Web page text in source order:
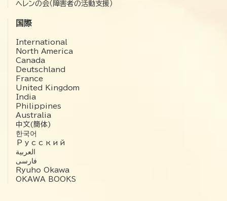
ヘレンの会（障害者の活動支援）
国際
International
North America
Canada
Deutschland
France
United Kingdom
India
Philippines
Australia
中文(簡体)
한국어
Русский
العربية‏
فارسی
Ryuho Okawa
OKAWA BOOKS